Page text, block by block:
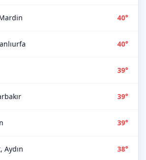
40°
40°
39°
39°
39°
Aydın 38°